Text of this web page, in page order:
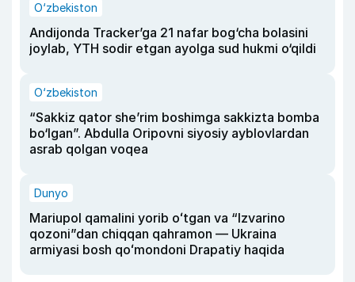
O‘zbekiston
Andijonda Tracker’ga 21 nafar bog‘cha bolasini
joylab, YTH sodir etgan ayolga sud hukmi o‘qildi
O‘zbekiston
“Sakkiz qator she’rim boshimga sakkizta bomba
bo‘lgan”. Abdulla Oripovni siyosiy ayblovlardan
asrab qolgan voqea
Dunyo
Mariupol qamalini yorib oʻtgan va “Izvarino
qozoni”dan chiqqan qahramon — Ukraina
armiyasi bosh qoʻmondoni Drapatiy haqida